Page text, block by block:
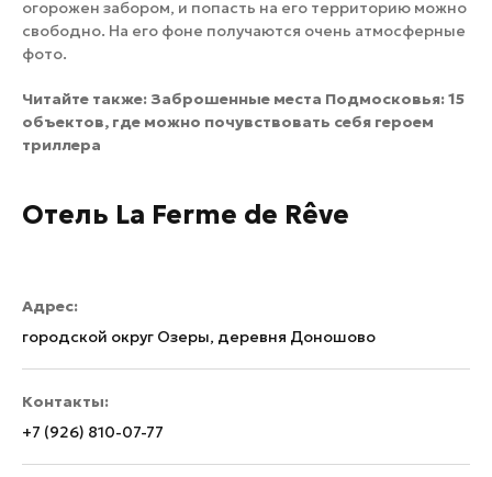
огорожен забором, и попасть на его территорию можно
свободно. На его фоне получаются очень атмосферные
фото.
Читайте также:Заброшенные места Подмосковья: 15
объектов, где можно почувствовать себя героем
триллера
Отель La Ferme de Rêve
Адрес:
городской округ Озеры, деревня Доношово
Контакты:
+7 (926) 810-07-77